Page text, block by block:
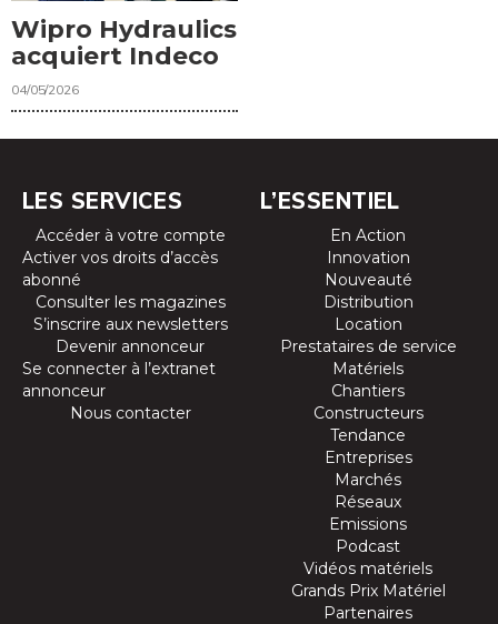
Wipro Hydraulics
acquiert Indeco
04/05/2026
LES SERVICES
Accéder à votre compte
Activer vos droits d’accès
abonné
Consulter les magazines
S’inscrire aux newsletters
Devenir annonceur
Se connecter à l’extranet
annonceur
Nous contacter
L’ESSENTIEL
En Action
Innovation
Nouveauté
Distribution
Location
Prestataires de service
Matériels
Chantiers
Constructeurs
Tendance
Entreprises
Marchés
Réseaux
Emissions
Podcast
Vidéos matériels
Grands Prix Matériel
Partenaires